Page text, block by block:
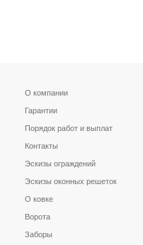
О компании
Гарантии
Порядок работ и выплат
Контакты
Эскизы ограждений
Эскизы оконных решеток
О ковке
Ворота
Заборы